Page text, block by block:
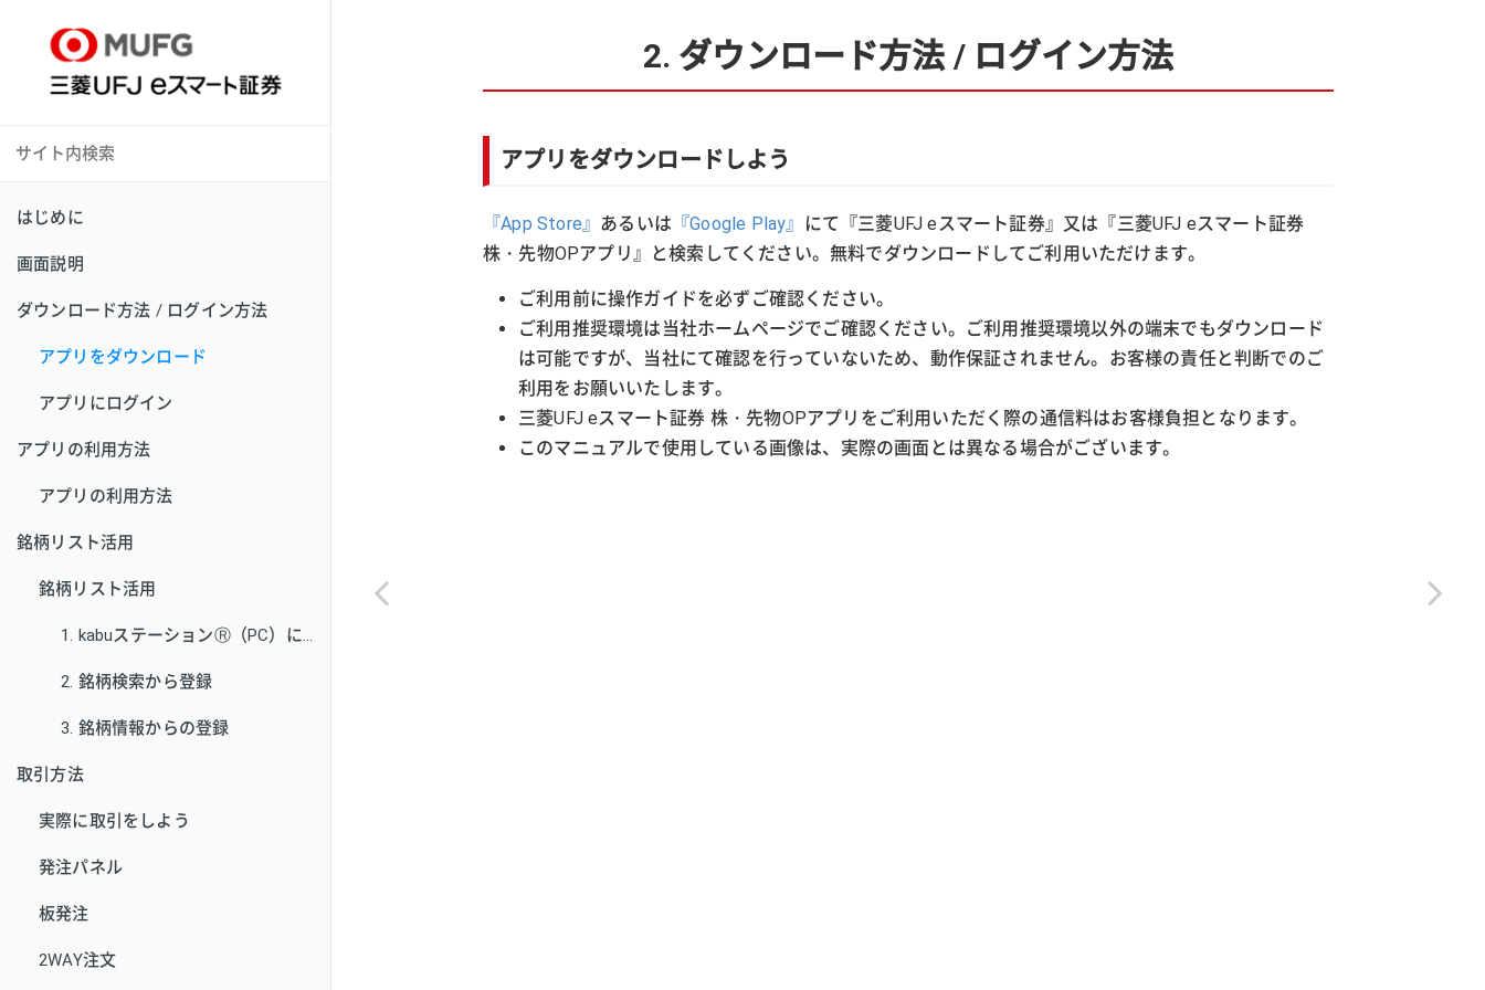
はじめに
画面説明
ダウンロード方法 / ログイン方法
アプリをダウンロード
アプリにログイン
アプリの利用方法
アプリの利用方法
銘柄リスト活用
銘柄リスト活用
1. kabuステーションⓇ（PC）に登録している銘柄リストと同期
2. 銘柄検索から登録
3. 銘柄情報からの登録
取引方法
実際に取引をしよう
発注パネル
板発注
2WAY注文
2. ダウンロード方法 / ログイン方法
アプリをダウンロードしよう
『App Store』 あるいは 『Google Play』
にて『三菱UFJ eスマート証券』又は『三菱UFJ eスマート証券
株・先物OPアプリ』と検索してください。無料でダウンロードしてご利用いただけます。
ご利用前に操作ガイドを必ずご確認ください。
ご利用推奨環境は当社ホームページでご確認ください。ご利用推奨環境以外の端末でもダウンロード
は可能ですが、当社にて確認を行っていないため、動作保証されません。お客様の責任と判断でのご
利用をお願いいたします。
三菱UFJ eスマート証券 株・先物OPアプリをご利用いただく際の通信料はお客様負担となります。
このマニュアルで使用している画像は、実際の画面とは異なる場合がございます。